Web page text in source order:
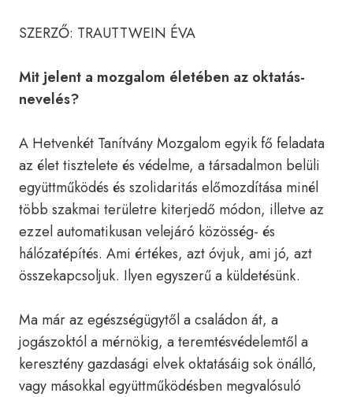
SZERZŐ: TRAUTTWEIN ÉVA
Mit jelent a mozgalom életében az oktatás-
nevelés?
A Hetvenkét Tanítvány Mozgalom egyik fő feladata
az élet tisztelete és védelme, a társadalmon belüli
együttműködés és szolidaritás előmozdítása minél
több szakmai területre kiterjedő módon, illetve az
ezzel automatikusan velejáró közösség- és
hálózatépítés. Ami értékes, azt óvjuk, ami jó, azt
összekapcsoljuk. Ilyen egyszerű a küldetésünk.
Ma már az egészségügytől a családon át, a
jogászoktól a mérnökig, a teremtésvédelemtől a
keresztény gazdasági elvek oktatásáig sok önálló,
vagy másokkal együttműködésben megvalósuló